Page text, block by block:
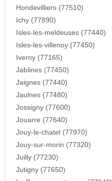
Hondevilliers (77510)
Ichy (77890)
Isles-les-meldeuses (77440)
Isles-les-villenoy (77450)
Iverny (77165)
Jablines (77450)
Jaignes (77440)
Jaulnes (77480)
Jossigny (77600)
Jouarre (77640)
Jouy-le-chatel (77970)
Jouy-sur-morin (77320)
Juilly (77230)
Jutigny (77650)